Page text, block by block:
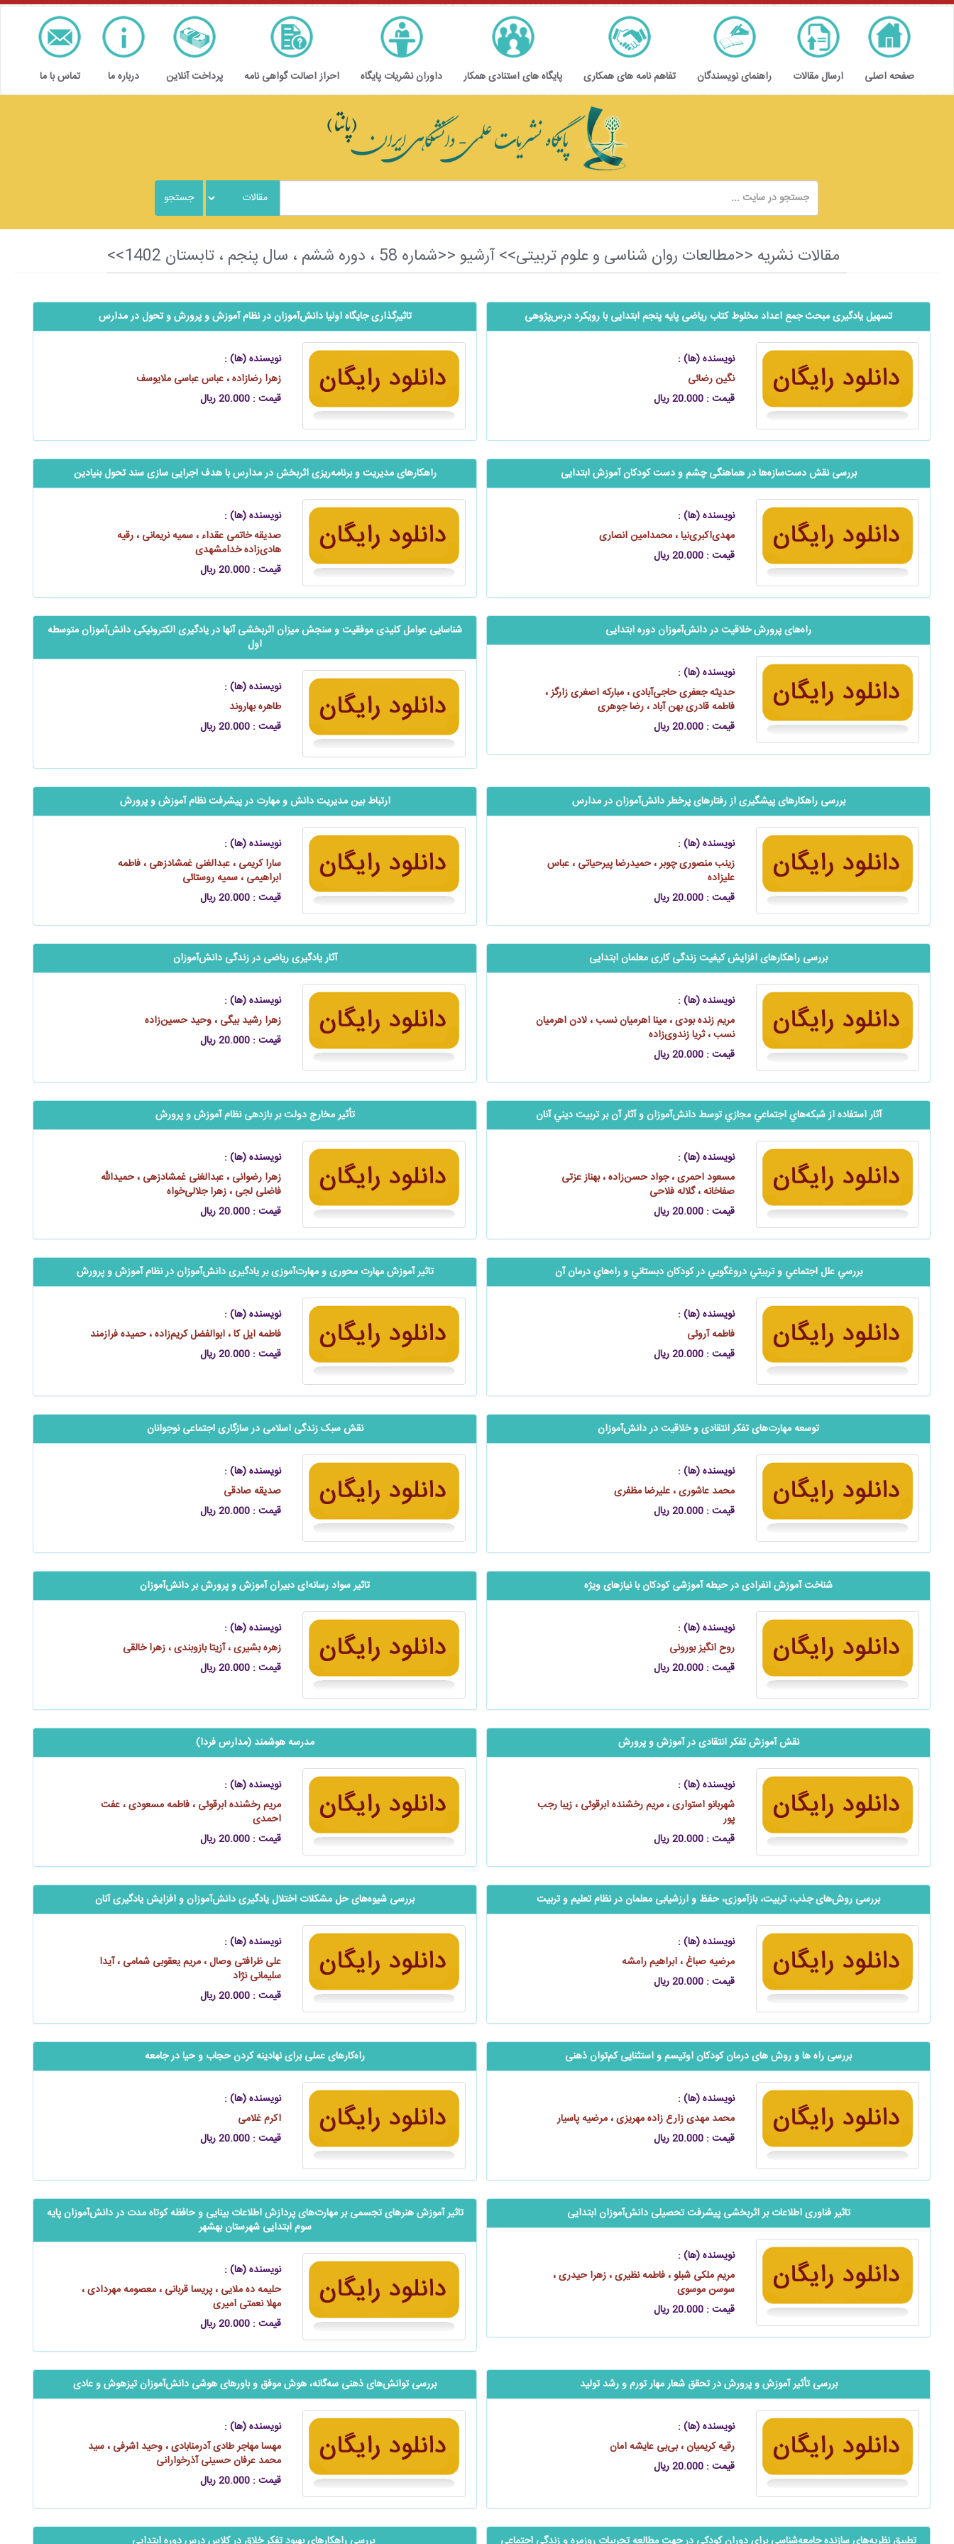
صفحه اصلی ارسال مقالات راهنمای نویسندگان تفاهم نامه های همکاری پایگاه های استنادی همکار داوران نشریات پایگاه احراز اصالت گواهی نامه پرداخت آنلاین درباره ما تماس با ما
مقالات نشریه <<مطالعات روان شناسی و علوم تربیتی>> آرشیو <<شماره 58 ، دوره ششم ، سال پنجم ، تابستان 1402>>
تسهیل یادگیری مبحث جمع اعداد مخلوط کتاب ریاضی پایه پنجم ابتدایی با رویکرد درس‌پژوهی
نویسنده (ها) :
نگین رضائی
قیمت : 20.000 ریال
تاثیرگذاری جایگاه اولیا دانش‌آموزان در نظام آموزش و پرورش و تحول در مدارس
نویسنده (ها) :
زهرا رضازاده ، عباس عباسی ملایوسف
قیمت : 20.000 ریال
بررسی نقش ‌‌‌‌‌دست‌سازه‌ها در هماهنگی چشم و دست کودکان آموزش ابتدایی
نویسنده (ها) :
مهدی‌اکبری‌نیا ، محمدامین انصاری
قیمت : 20.000 ریال
راهکارهای مدیریت و برنامه‌ریزی اثربخش در مدارس با هدف اجرایی سازی سند تحول بنیادین
نویسنده (ها) :
صدیقه خاتمی عقداء ، سمیه نریمانی ، رقیه
هادی‌زاده خدامشهدی
قیمت : 20.000 ریال
راه‌های پرورش خلاقیت در ‌‌‌‌دانش‌آموزان دوره ابتدایی
نویسنده (ها) :
حدیثه جعفری حاجی‌آبادی ، مبارکه اصغری زارگز ،
فاطمه قادری بهن آباد ، رضا جوهری
قیمت : 20.000 ریال
شناسایی عوامل کلیدی موفقیت و سنجش میزان اثربخشی آنها در یادگیری الکترونیکی ‌‌‌‌‌دانش‌آموزان متوسطه
اول
نویسنده (ها) :
طاهره بهاروند
قیمت : 20.000 ریال
بررسی راهکارهای پیشگیری از رفتارهای پرخطر دانش‌آموزان در مدارس
نویسنده (ها) :
زینب منصوری چوبر ، حمیدرضا پیرحیاتی ، عباس
علیزاده
قیمت : 20.000 ریال
ارتباط بین مدیریت دانش و مهارت در پیشرفت نظام آموزش و پرورش
نویسنده (ها) :
سارا کریمی ، عبدالغنی غمشادزهی ، فاطمه
ابراهیمی ، سمیه روستائی
قیمت : 20.000 ریال
بررسی راهکارهای افزایش کیفیت زندگی کاری معلمان ابتدایی
نویسنده (ها) :
مریم زنده بودی ، مینا اهرمیان نسب ، لادن اهرمیان
نسب ، ثریا زندوی‌زاده
قیمت : 20.000 ریال
آثار یادگیری ریاضی در زندگی ‌‌‌دانش‌آموزان
نویسنده (ها) :
زهرا رشید بیگی ، وحید حسین‌زاده
قیمت : 20.000 ریال
آثار استفاده از شبكه‌هاي اجتماعي مجازي توسط ‌دانش‌آموزان و آثار آن بر تربیت ديني آنان
نویسنده (ها) :
مسعود احمری ، جواد حسن‌زاده ، بهناز عزتی
صفاخانه ، گلاله فلاحی
قیمت : 20.000 ریال
‬‬‬‬‬‬‬‬‬‬‬‬‬‬‬‬‬‬‬‬تأثیر مخارج دولت بر بازدهی نظام آموزش و پرورش
نویسنده (ها) :
زهرا رضوانی ، عبدالغنی غمشادزهی ، حمیدالله
فاضلی لجی ، زهرا جلالی‌خواه
قیمت : 20.000 ریال
بررسي علل اجتماعي و تربيتي دروغگويي در كودكان دبستاني و راه‌هاي درمان آن
نویسنده (ها) :
فاطمه آروئی
قیمت : 20.000 ریال
تاثیر آموزش مهارت محوری و مهارت‌آموزی بر یادگیری دانش‌آموزان در نظام آموزش و پرورش
نویسنده (ها) :
فاطمه ایل کا ، ابوالفضل کریم‌زاده ، حمیده فرازمند
قیمت : 20.000 ریال
توسعه مهارت‌های تفکر انتقادی و خلاقیت در دانش‌آموزان
نویسنده (ها) :
محمد عاشوری ، علیرضا مظفری
قیمت : 20.000 ریال
نقش سبک زندگی اسلامی در سازگاری اجتماعی نوجوانان
نویسنده (ها) :
صدیقه صادقی
قیمت : 20.000 ریال
شناخت آموزش انفرادی در حیطه آموزشی کودکان با نیازهای ویژه
نویسنده (ها) :
روح انگیز بورونی
قیمت : 20.000 ریال
تاثیر سواد رسانه‌‌‌‌ای دبیران آموزش و پرورش بر ‌دانش‌آموزان
نویسنده (ها) :
زهره بشیری ، آزیتا بازوبندی ، زهرا خالقی
قیمت : 20.000 ریال
‬‬‬‬‬‬‬‬‬‬‬‬‬‬‬‬‬‬‬‬نقش آموزش تفکر انتقادی در آموزش و پرورش
نویسنده (ها) :
شهربانو استواری ، مریم رخشنده ابرقوئی ، زیبا رجب‌
پور
قیمت : 20.000 ریال
مدرسه هوشمند (مدارس فردا)
نویسنده (ها) :
مریم رخشنده ابرقوئی ، فاطمه مسعودی ، عفت
احمدی
قیمت : 20.000 ریال
بررسی روش‌های جذب، تربیت، ‌بازآموزی، حفظ و ارزشیابی معلمان در نظام تعلیم و تربیت
نویسنده (ها) :
مرضیه صباغ ، ابراهیم رامشه
قیمت : 20.000 ریال
بررسی شیوه‌های حل مشکلات اختلال یادگیری دانش‌آموزان و افزایش یادگیری آنان
نویسنده (ها) :
علی ظرافتی وصال ، مریم یعقوبی شمامی ، آیدا
سلیمانی‌ نژاد
قیمت : 20.000 ریال
بررسی راه ها و روش های درمان کودکان اوتیسم و استثنایی ‌‌‌‌‌کم‌توان ذهنی
نویسنده (ها) :
محمد مهدی زارع زاده مهریزی ، مرضیه پاسیار
قیمت : 20.000 ریال
‬‬‬‬‬‬‬‬‬‬‬‬‬‬‬‬‬‬‬‬راه‌کارهای عملی برای نهادینه کردن حجاب و حیا در جامعه
نویسنده (ها) :
اکرم غلامی
قیمت : 20.000 ریال
تاثیر فناوری اطلاعات بر اثربخشی پیشرفت تحصیلی ‌‌‌‌‌دانش‌آموزان ابتدایی
نویسنده (ها) :
مریم ملکی شبلو ، فاطمه نظیری ، زهرا حیدری ،
سوسن موسوی
قیمت : 20.000 ریال
تاثیر آموزش هنرهای تجسمی بر مهارت‌های پردازش اطلاعات بینایی و حافظه کوتاه مدت در ‌‌‌‌‌دانش‌آموزان پایه
سوم ابتدایی شهرستان بهشهر
نویسنده (ها) :
حلیمه ده ملایی ، پریسا قربانی ، معصومه مهردادی ،
مهلا نعمتی امیری
قیمت : 20.000 ریال
بررسی تأثیر آموزش و پرورش در تحقق شعار مهار تورم و رشد تولید
نویسنده (ها) :
رقیه کریمیان ، بی‌بی عایشه امان
قیمت : 20.000 ریال
بررسی توانش‌های ذهنی ‌‌‌‌‌‌‌‌‌سه‌گانه، هوش موفق و باورهای هوشی ‌‌‌‌‌دانش‌آموزان تیزهوش و عادی
نویسنده (ها) :
مهسا مهاجر طادی آدرمنابادی ، وحید اشرفی ، سید
محمد عرفان حسینی آذرخوارانی
قیمت : 20.000 ریال